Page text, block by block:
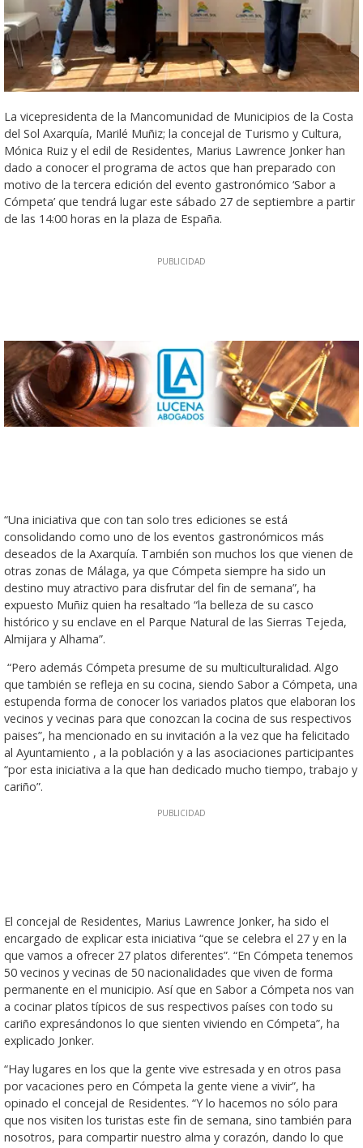
La vicepresidenta de la Mancomunidad de Municipios de la Costa
del Sol Axarquía, Marilé Muñiz; la concejal de Turismo y Cultura,
Mónica Ruiz y el edil de Residentes, Marius Lawrence Jonker han
dado a conocer el programa de actos que han preparado con
motivo de la tercera edición del evento gastronómico ‘Sabor a
Cómpeta’ que tendrá lugar este sábado 27 de septiembre a partir
de las 14:00 horas en la plaza de España.
“Una iniciativa que con tan solo tres ediciones se está
consolidando como uno de los eventos gastronómicos más
deseados de la Axarquía. También son muchos los que vienen de
otras zonas de Málaga, ya que Cómpeta siempre ha sido un
destino muy atractivo para disfrutar del fin de semana”, ha
expuesto Muñiz quien ha resaltado “la belleza de su casco
histórico y su enclave en el Parque Natural de las Sierras Tejeda,
Almijara y Alhama”.
“Pero además Cómpeta presume de su multiculturalidad. Algo
que también se refleja en su cocina, siendo Sabor a Cómpeta, una
estupenda forma de conocer los variados platos que elaboran los
vecinos y vecinas para que conozcan la cocina de sus respectivos
paises”, ha mencionado en su invitación a la vez que ha felicitado
al Ayuntamiento , a la población y a las asociaciones participantes
“por esta iniciativa a la que han dedicado mucho tiempo, trabajo y
cariño”.
El concejal de Residentes, Marius Lawrence Jonker, ha sido el
encargado de explicar esta iniciativa “que se celebra el 27 y en la
que vamos a ofrecer 27 platos diferentes”. “En Cómpeta tenemos
50 vecinos y vecinas de 50 nacionalidades que viven de forma
permanente en el municipio. Así que en Sabor a Cómpeta nos van
a cocinar platos típicos de sus respectivos países con todo su
cariño expresándonos lo que sienten viviendo en Cómpeta”, ha
explicado Jonker.
“Hay lugares en los que la gente vive estresada y en otros pasa
por vacaciones pero en Cómpeta la gente viene a vivir”, ha
opinado el concejal de Residentes. “Y lo hacemos no sólo para
que nos visiten los turistas este fin de semana, sino también para
nosotros, para compartir nuestro alma y corazón, dando lo que